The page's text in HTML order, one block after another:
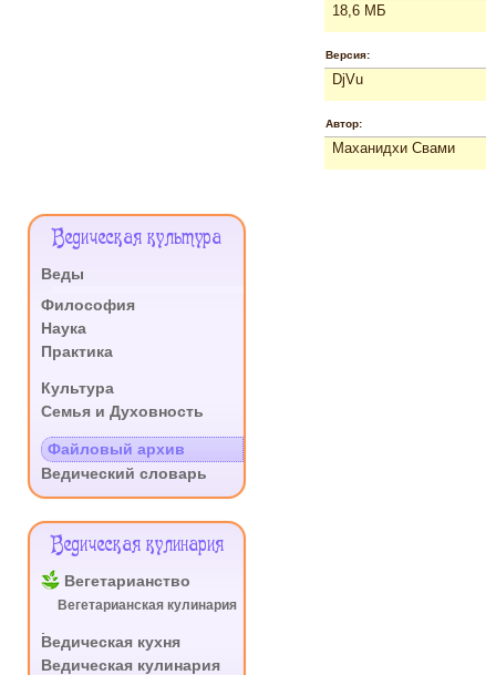
18,6 МБ
Версия:
DjVu
Автор:
Маханидхи Свами
Меню
Ведическая культура
Веды
Философия
Наука
Практика
Культура
Семья и Духовность
Файловый архив
Ведический словарь
Ведическая кулинария
Вегетарианство
Вегетарианская кулинария
Ведическая кухня
Ведическая кулинария